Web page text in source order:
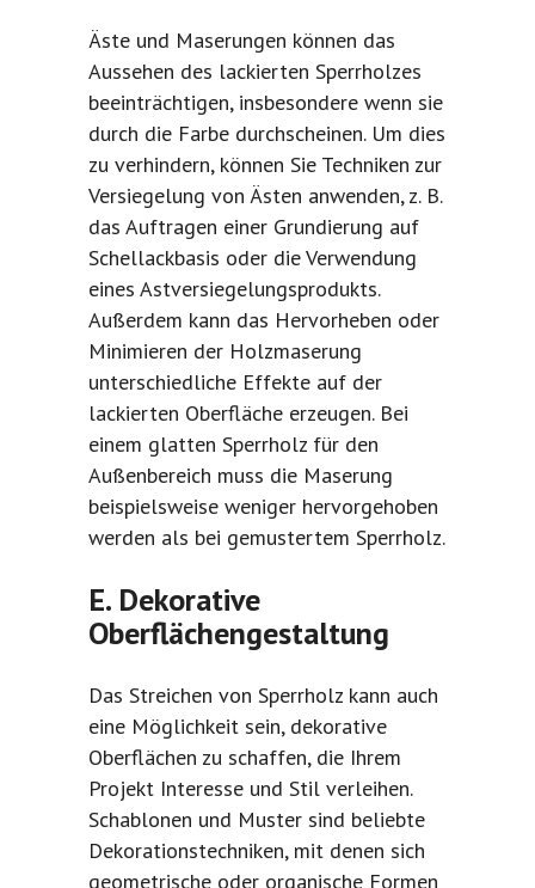
Äste und Maserungen können das
Aussehen des lackierten Sperrholzes
beeinträchtigen, insbesondere wenn sie
durch die Farbe durchscheinen. Um dies
zu verhindern, können Sie Techniken zur
Versiegelung von Ästen anwenden, z. B.
das Auftragen einer Grundierung auf
Schellackbasis oder die Verwendung
eines Astversiegelungsprodukts.
Außerdem kann das Hervorheben oder
Minimieren der Holzmaserung
unterschiedliche Effekte auf der
lackierten Oberfläche erzeugen. Bei
einem glatten Sperrholz für den
Außenbereich muss die Maserung
beispielsweise weniger hervorgehoben
werden als bei gemustertem Sperrholz.
E. Dekorative
Oberflächengestaltung
Das Streichen von Sperrholz kann auch
eine Möglichkeit sein, dekorative
Oberflächen zu schaffen, die Ihrem
Projekt Interesse und Stil verleihen.
Schablonen und Muster sind beliebte
Dekorationstechniken, mit denen sich
geometrische oder organische Formen